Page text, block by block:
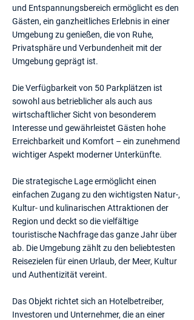
und Entspannungsbereich ermöglicht es den
Gästen, ein ganzheitliches Erlebnis in einer
Umgebung zu genießen, die von Ruhe,
Privatsphäre und Verbundenheit mit der
Umgebung geprägt ist.
Die Verfügbarkeit von 50 Parkplätzen ist
sowohl aus betrieblicher als auch aus
wirtschaftlicher Sicht von besonderem
Interesse und gewährleistet Gästen hohe
Erreichbarkeit und Komfort – ein zunehmend
wichtiger Aspekt moderner Unterkünfte.
Die strategische Lage ermöglicht einen
einfachen Zugang zu den wichtigsten Natur-,
Kultur- und kulinarischen Attraktionen der
Region und deckt so die vielfältige
touristische Nachfrage das ganze Jahr über
ab. Die Umgebung zählt zu den beliebtesten
Reisezielen für einen Urlaub, der Meer, Kultur
und Authentizität vereint.
Das Objekt richtet sich an Hotelbetreiber,
Investoren und Unternehmer, die an einer